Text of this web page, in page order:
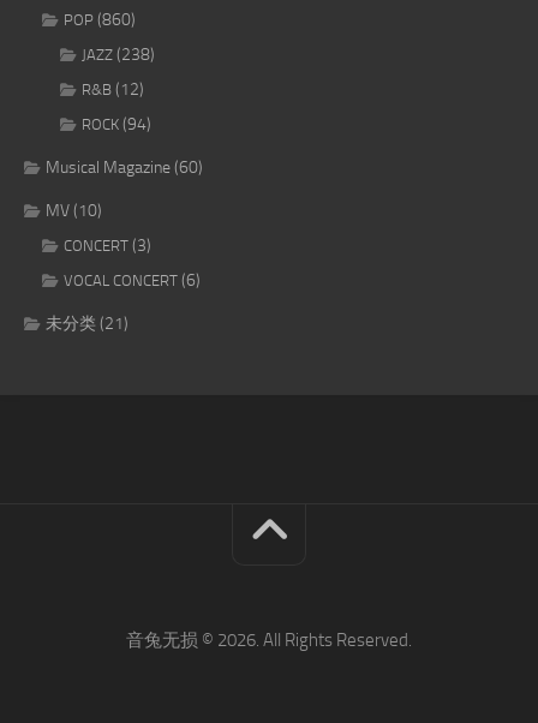
POP (860)
JAZZ (238)
R&B (12)
ROCK (94)
Musical Magazine(60)
MV(10)
CONCERT (3)
VOCAL CONCERT (6)
未分类(21)
音兔无损 © 2026. All Rights Reserved.